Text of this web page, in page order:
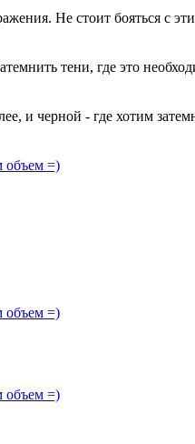
Не стоит бояться с
тени, где это
и черной - где хотим